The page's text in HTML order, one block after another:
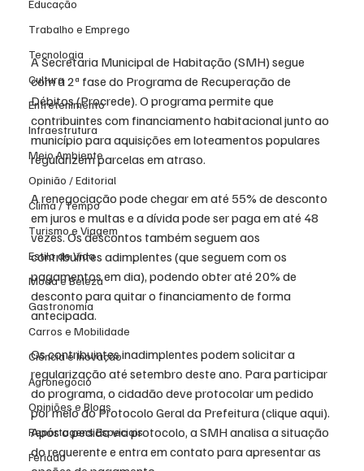
Educação
Trabalho e Emprego
Tecnologia
Cultura
Entretenimento
Infraestrutura
Meio Ambiente
Opinião / Editorial
Clima / Tempo
Turismo e Viagem
Estilo de Vida
Moda e Beleza
Gastronomia
Carros e Mobilidade
Ciência e Inovação
Agronegócio
Opiniões e Blogs
Reportagens Especiais
Feriado
A Secretaria Municipal de Habitação (SMH) segue
com a 2ª fase do Programa de Recuperação de
Débitos (Procrede). O programa permite que
contribuintes com financiamento habitacional junto ao
município para aquisições em loteamentos populares
regularizem parcelas em atraso.
A renegociação pode chegar em até 55% de desconto
em juros e multas e a dívida pode ser paga em até 48
vezes. Os descontos também seguem aos
contribuintes adimplentes (que seguem com os
pagamentos em dia), podendo obter até 20% de
desconto para quitar o financiamento de forma
antecipada.
Os contribuintes inadimplentes podem solicitar a
regularização até setembro deste ano. Para participar
do programa, o cidadão deve protocolar um pedido
por meio do Protocolo Geral da Prefeitura (clique aqui).
Após o pedido via protocolo, a SMH analisa a situação
do requerente e entra em contato para apresentar as